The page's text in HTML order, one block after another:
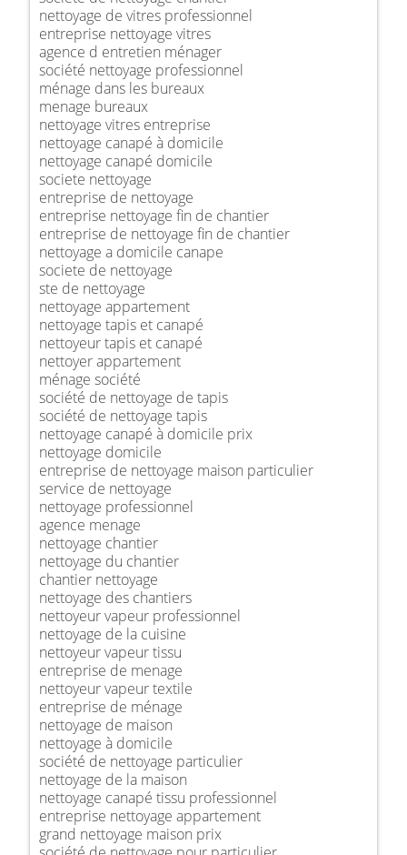
nettoyage de vitres professionnel
entreprise nettoyage vitres
agence d entretien ménager
société nettoyage professionnel
ménage dans les bureaux
menage bureaux
nettoyage vitres entreprise
nettoyage canapé à domicile
nettoyage canapé domicile
societe nettoyage
entreprise de nettoyage
entreprise nettoyage fin de chantier
entreprise de nettoyage fin de chantier
nettoyage a domicile canape
societe de nettoyage
ste de nettoyage
nettoyage appartement
nettoyage tapis et canapé
nettoyeur tapis et canapé
nettoyer appartement
ménage société
société de nettoyage de tapis
société de nettoyage tapis
nettoyage canapé à domicile prix
nettoyage domicile
entreprise de nettoyage maison particulier
service de nettoyage
nettoyage professionnel
agence menage
nettoyage chantier
nettoyage du chantier
chantier nettoyage
nettoyage des chantiers
nettoyeur vapeur professionnel
nettoyage de la cuisine
nettoyeur vapeur tissu
entreprise de menage
nettoyeur vapeur textile
entreprise de ménage
nettoyage de maison
nettoyage à domicile
société de nettoyage particulier
nettoyage de la maison
nettoyage canapé tissu professionnel
entreprise nettoyage appartement
grand nettoyage maison prix